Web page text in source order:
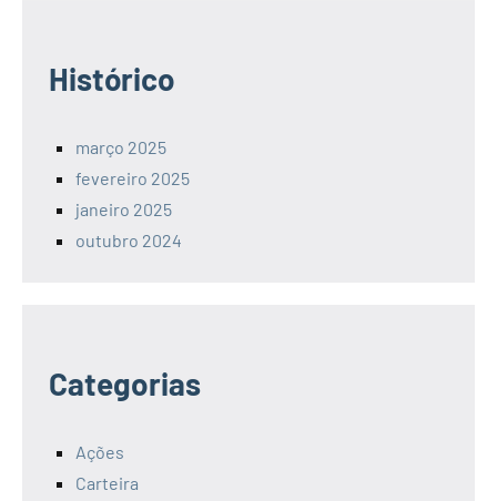
Histórico
março 2025
fevereiro 2025
janeiro 2025
outubro 2024
Categorias
Ações
Carteira